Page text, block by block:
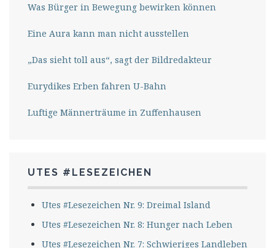
Was Bürger in Bewegung bewirken können
Eine Aura kann man nicht ausstellen
„Das sieht toll aus“, sagt der Bildredakteur
Eurydikes Erben fahren U-Bahn
Luftige Männerträume in Zuffenhausen
UTES #LESEZEICHEN
Utes #Lesezeichen Nr. 9: Dreimal Island
Utes #Lesezeichen Nr. 8: Hunger nach Leben
Utes #Lesezeichen Nr. 7: Schwieriges Landleben